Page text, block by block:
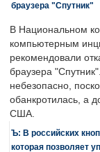
браузера "Спутник"
В Национальном
компьютерным
рекомендовали
браузера
небезопасно,
обанкротилась, а
США.
Ъ: В российских
которая позволяет